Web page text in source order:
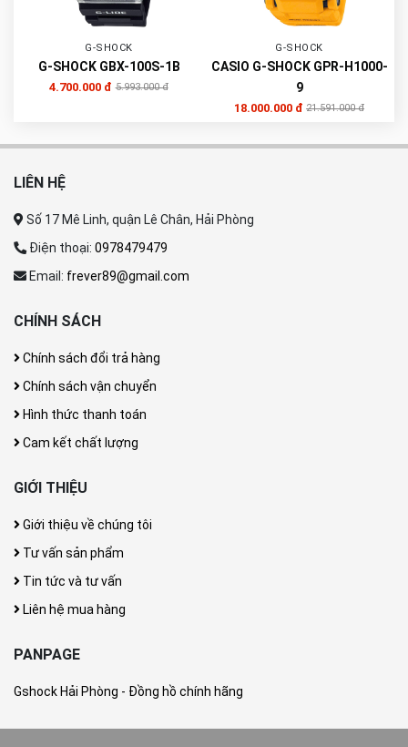
G-SHOCK
G-SHOCK GBX-100S-1B
4.700.000 đ 5.993.000 đ
G-SHOCK
CASIO G-SHOCK GPR-H1000-
9
18.000.000 đ 21.591.000 đ
LIÊN HỆ
Số 17 Mê Linh, quận Lê Chân, Hải Phòng
Điện thoại: 0978479479
Email: frever89@gmail.com
CHÍNH SÁCH
Chính sách đổi trả hàng
Chính sách vận chuyển
Hình thức thanh toán
Cam kết chất lượng
GIỚI THIỆU
Giới thiệu về chúng tôi
Tư vấn sản phẩm
Tin tức và tư vấn
Liên hệ mua hàng
PANPAGE
Gshock Hải Phòng - Đồng hồ chính hãng